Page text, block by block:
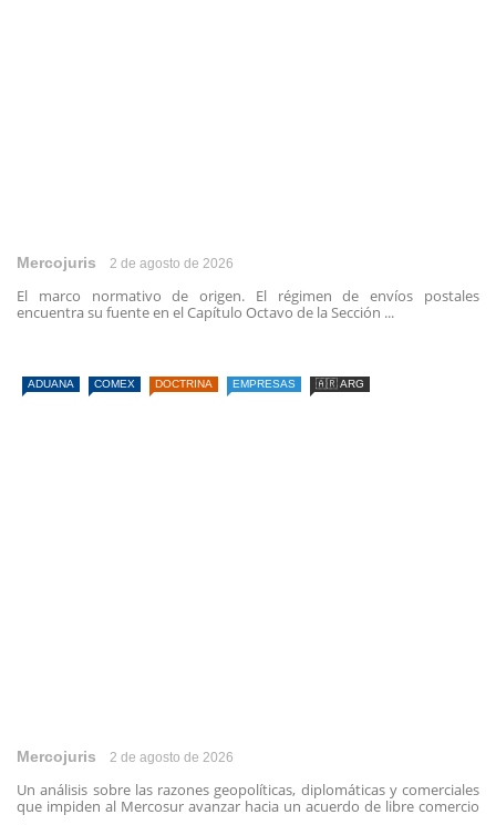
Mercojuris 2 de agosto de 2026
El marco normativo de origen. El régimen de envíos postales
encuentra su fuente en el Capítulo Octavo de la Sección ...
ADUANA COMEX DOCTRINA EMPRESAS 🇦🇷 ARG
Mercojuris 2 de agosto de 2026
Un análisis sobre las razones geopolíticas, diplomáticas y comerciales
que impiden al Mercosur avanzar hacia un acuerdo de libre comercio